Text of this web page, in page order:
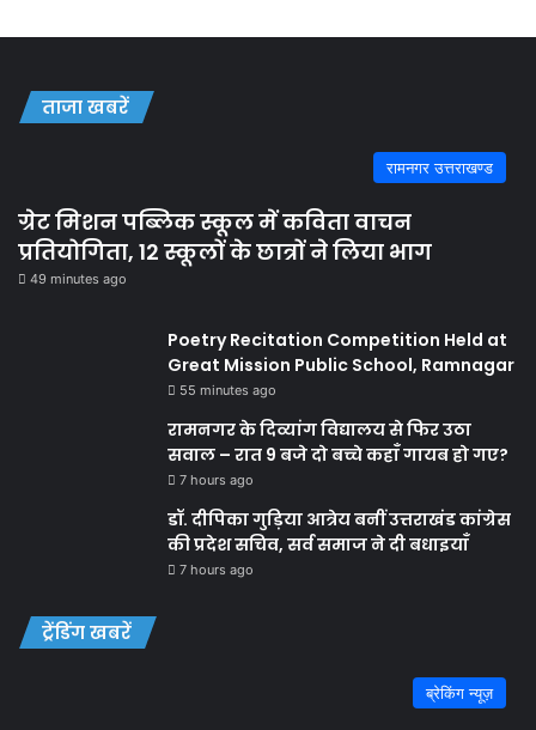
ताजा खबरें
रामनगर उत्तराखण्ड
ग्रेट मिशन पब्लिक स्कूल में कविता वाचन
प्रतियोगिता, 12 स्कूलों के छात्रों ने लिया भाग
49 minutes ago
Poetry Recitation Competition Held at
Great Mission Public School, Ramnagar
55 minutes ago
रामनगर के दिव्यांग विद्यालय से फिर उठा
सवाल – रात 9 बजे दो बच्चे कहाँ गायब हो गए?
7 hours ago
डॉ. दीपिका गुड़िया आत्रेय बनीं उत्तराखंड कांग्रेस
की प्रदेश सचिव, सर्व समाज ने दी बधाइयाँ
7 hours ago
ट्रेंडिंग खबरें
ब्रेकिंग न्यूज़